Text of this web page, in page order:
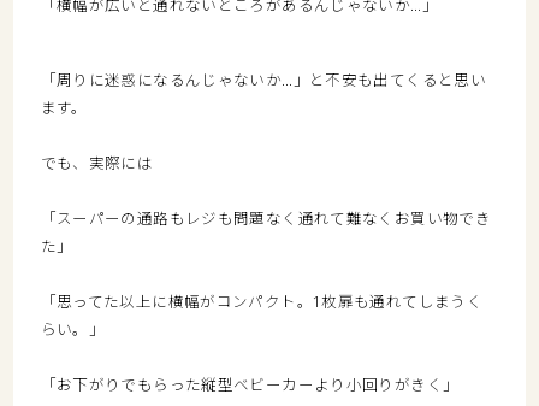
「横幅が広いと通れないところがあるんじゃないか…」
「周りに迷惑になるんじゃないか…」と不安も出てくると思い
ます。
でも、実際には
「スーパーの通路もレジも問題なく通れて難なくお買い物でき
た」
「思ってた以上に横幅がコンパクト。1枚扉も通れてしまうく
らい。」
「お下がりでもらった縦型ベビーカーより小回りがきく」